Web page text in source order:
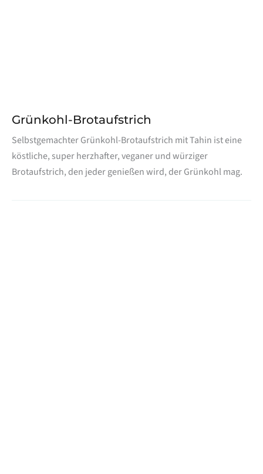
Grünkohl-Brotaufstrich
Selbstgemachter Grünkohl-Brotaufstrich mit Tahin ist eine
köstliche, super herzhafter, veganer und würziger
Brotaufstrich, den jeder genießen wird, der Grünkohl mag.